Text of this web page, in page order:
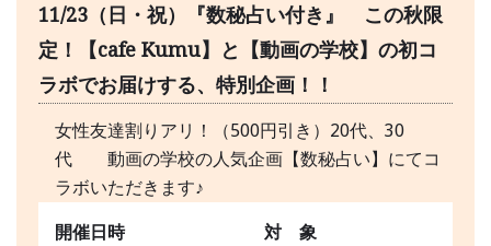
キ
プ
11/23（日・祝）『数秘占い付き』 この秋限
定！【cafe Kumu】と【動画の学校】の初コ
ラボでお届けする、特別企画！！
女性友達割りアリ！（500円引き）20代、30
代 動画の学校の人気企画【数秘占い】にてコ
ラボいただきます♪
開催日時
対 象